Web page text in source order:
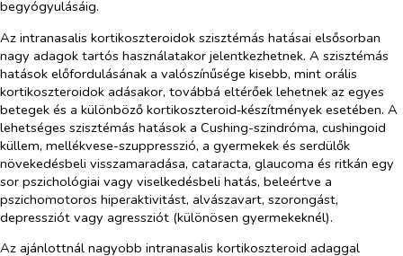
begyógyulásáig.
Az intranasalis kortikoszteroidok szisztémás hatásai elsősorban
nagy adagok tartós használatakor jelentkezhetnek. A szisztémás
hatások előfordulásának a valószínűsége kisebb, mint orális
kortikoszteroidok adásakor, továbbá eltérőek lehetnek az egyes
betegek és a különböző kortikoszteroid‑készítmények esetében. A
lehetséges szisztémás hatások a Cushing-szindróma, cushingoid
küllem, mellékvese-szuppresszió, a gyermekek és serdülők
növekedésbeli visszamaradása, cataracta, glaucoma és ritkán egy
sor pszichológiai vagy viselkedésbeli hatás, beleértve a
pszichomotoros hiperaktivitást, alvászavart, szorongást,
depressziót vagy agressziót (különösen gyermekeknél).
Az ajánlottnál nagyobb intranasalis kortikoszteroid adaggal